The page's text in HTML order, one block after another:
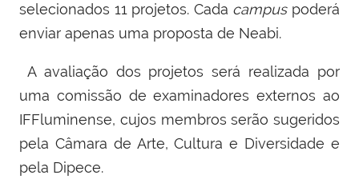
selecionados 11 projetos. Cada campuspoderá
enviar apenas uma proposta de Neabi.
A avaliação dos projetos será realizada por
uma comissão de examinadores externos ao
IFFluminense, cujos membros serão sugeridos
pela Câmara de Arte, Cultura e Diversidade e
pela Dipece.